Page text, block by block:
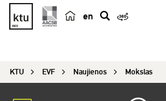
en
e
KTU EVF Naujienos Mokslas